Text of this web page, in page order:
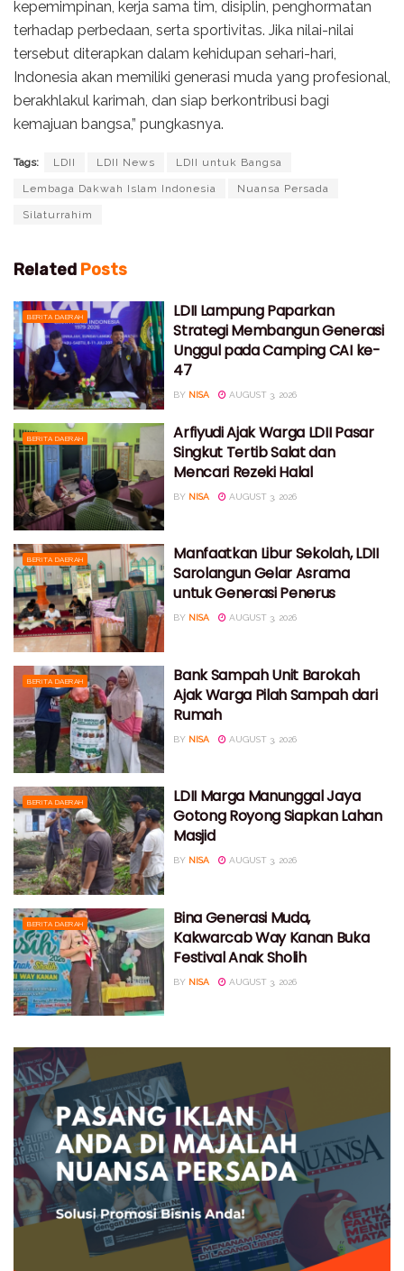
kepemimpinan, kerja sama tim, disiplin, penghormatan
terhadap perbedaan, serta sportivitas. Jika nilai-nilai
tersebut diterapkan dalam kehidupan sehari-hari,
Indonesia akan memiliki generasi muda yang profesional,
berakhlakul karimah, dan siap berkontribusi bagi
kemajuan bangsa,” pungkasnya.
Tags: LDII LDII News LDII untuk Bangsa
Lembaga Dakwah Islam Indonesia Nuansa Persada
Silaturrahim
Related Posts
BERITA DAERAH
LDII Lampung Paparkan
Strategi Membangun Generasi
Unggul pada Camping CAI ke-
47
BY NISA AUGUST 3, 2026
BERITA DAERAH
Arfiyudi Ajak Warga LDII Pasar
Singkut Tertib Salat dan
Mencari Rezeki Halal
BY NISA AUGUST 3, 2026
BERITA DAERAH
Manfaatkan Libur Sekolah, LDII
Sarolangun Gelar Asrama
untuk Generasi Penerus
BY NISA AUGUST 3, 2026
BERITA DAERAH
Bank Sampah Unit Barokah
Ajak Warga Pilah Sampah dari
Rumah
BY NISA AUGUST 3, 2026
BERITA DAERAH
LDII Marga Manunggal Jaya
Gotong Royong Siapkan Lahan
Masjid
BY NISA AUGUST 3, 2026
BERITA DAERAH
Bina Generasi Muda,
Kakwarcab Way Kanan Buka
Festival Anak Sholih
BY NISA AUGUST 3, 2026